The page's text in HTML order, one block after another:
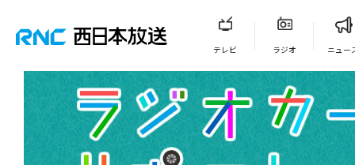
テレビ ラジオ ニュー